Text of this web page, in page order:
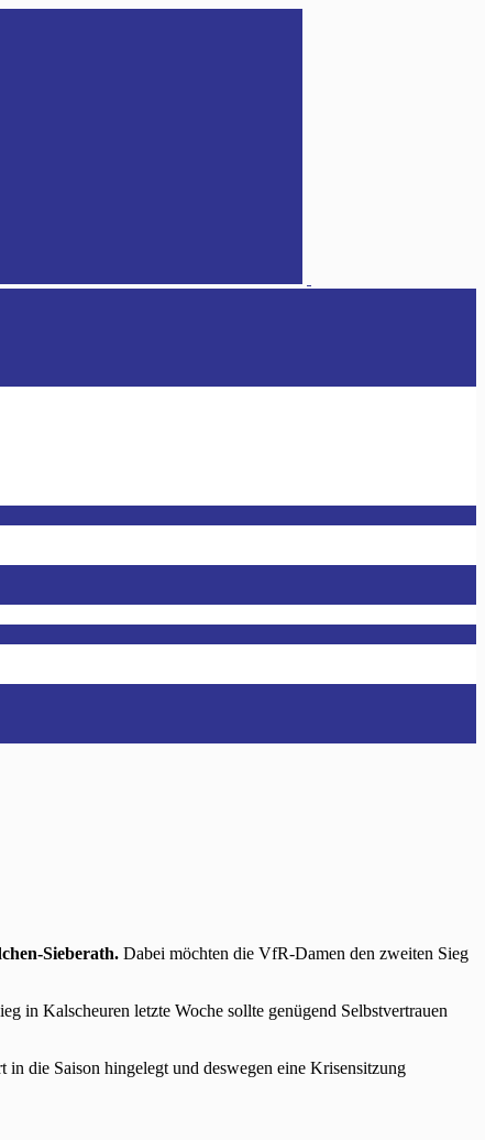
Sieberath. Dabei möchten die VfR-Damen den zweiten Sieg
in Kalscheuren letzte Woche sollte genügend Selbstvertrauen
in die Saison hingelegt und deswegen eine Krisensitzung